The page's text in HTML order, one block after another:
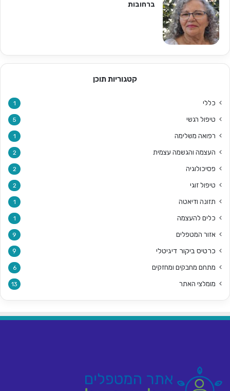
ברחובות
קטגוריות תוכן
כללי 1
טיפול רגשי 5
רפואה משלימה 1
העצמה והגשמה עצמית 2
פסיכולוגיה 2
טיפול זוגי 2
תזונה ודיאטה 1
כלים להעצמה 1
אזור המטפלים 9
כרטיס ביקור דיגיטלי 9
מתחם מחבקים ומחזקים 6
מומלצי האתר 13